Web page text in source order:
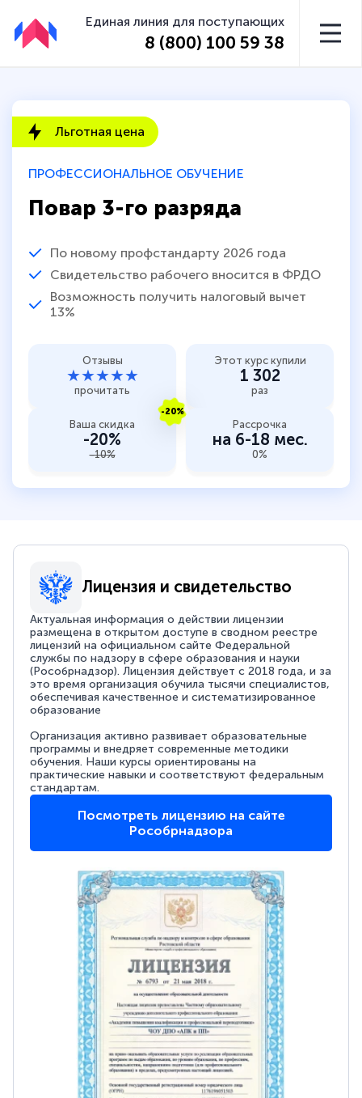
Единая линия для поступающих
8 (800) 100 59 38
ПРОФЕССИОНАЛЬНОЕ ОБУЧЕНИЕ
Повар 3-го разряда
По новому профстандарту 2026 года
Свидетельство рабочего вносится в ФРДО
Возможность получить налоговый вычет
13%
Льготная цена
Отзывы
★★★★★
прочитать
Этот курс купили
1 302
раз
-20%
Ваша скидка
-20%
-10%
Рассрочка
на 6-18 мес.
0%
Лицензия и свидетельство
Актуальная информация о действии лицензии
размещена в открытом доступе в сводном реестре
лицензий на официальном сайте Федеральной
службы по надзору в сфере образования и науки
(Рособрнадзор). Лицензия действует с 2018 года, и за
это время организация обучила тысячи специалистов,
обеспечивая качественное и систематизированное
образование
Организация активно развивает образовательные
программы и внедряет современные методики
обучения. Наши курсы ориентированы на
практические навыки и соответствуют федеральным
стандартам.
Посмотреть лицензию на сайте
Рособрнадзора